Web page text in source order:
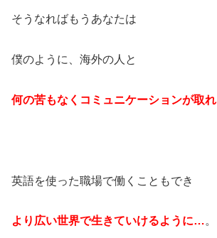
そうなればもうあなたは
僕のように、海外の人と
何の苦もなくコミュニケーションが取れ
英語を使った職場で働くこともでき
より広い世界で生きていけるように…。